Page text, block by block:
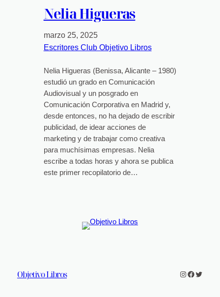
Nelia Higueras
marzo 25, 2025
Escritores Club Objetivo Libros
Nelia Higueras (Benissa, Alicante – 1980)
estudió un grado en Comunicación
Audiovisual y un posgrado en
Comunicación Corporativa en Madrid y,
desde entonces, no ha dejado de escribir
publicidad, de idear acciones de
marketing y de trabajar como creativa
para muchísimas empresas. Nelia
escribe a todas horas y ahora se publica
este primer recopilatorio de…
Objetivo Libros Instagram
Twitter